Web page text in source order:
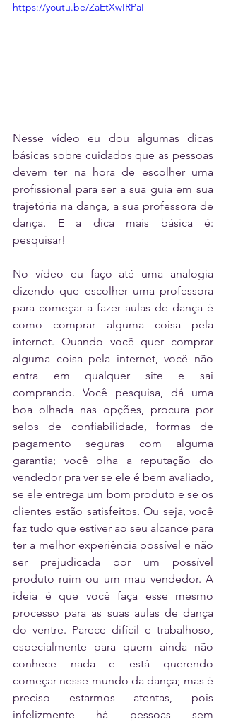
https://youtu.be/ZaEtXwIRPaI
Nesse vídeo eu dou algumas dicas
básicas sobre cuidados que as pessoas
devem ter na hora de escolher uma
profissional para ser a sua guia em sua
trajetória na dança, a sua professora de
dança. E a dica mais básica é:
pesquisar!
No vídeo eu faço até uma analogia
dizendo que escolher uma professora
para começar a fazer aulas de dança é
como comprar alguma coisa pela
internet. Quando você quer comprar
alguma coisa pela internet, você não
entra em qualquer site e sai
comprando. Você pesquisa, dá uma
boa olhada nas opções, procura por
selos de confiabilidade, formas de
pagamento seguras com alguma
garantia; você olha a reputação do
vendedor pra ver se ele é bem avaliado,
se ele entrega um bom produto e se os
clientes estão satisfeitos. Ou seja, você
faz tudo que estiver ao seu alcance para
ter a melhor experiência possível e não
ser prejudicada por um possível
produto ruim ou um mau vendedor. A
ideia é que você faça esse mesmo
processo para as suas aulas de dança
do ventre. Parece difícil e trabalhoso,
especialmente para quem ainda não
conhece nada e está querendo
começar nesse mundo da dança; mas é
preciso estarmos atentas, pois
infelizmente há pessoas sem